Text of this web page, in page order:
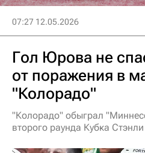
07:27 12.05.2026
Гол Юрова не
от поражения в
"Колорадо"
"Колорадо" обыграл
второго раунда Кубка Стэнли